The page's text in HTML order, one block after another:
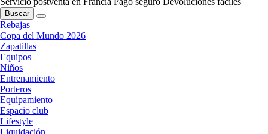
Buscar
Rebajas
Copa del Mundo 2026
Zapatillas
Equipos
Niños
Entrenamiento
Porteros
Equipamiento
Espacio club
Lifestyle